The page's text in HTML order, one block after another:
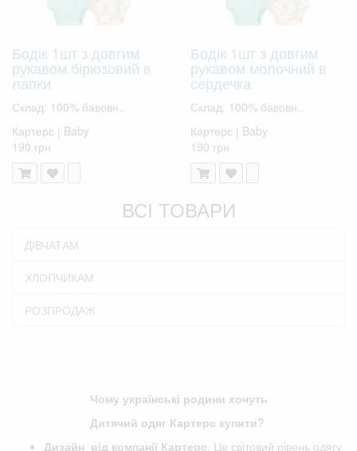
Бодік 1шт з довгим
рукавом бірюзовий в
лапки
Склад: 100% бавовн..
Картерс | Baby
190 грн
Бодік 1шт з довгим
рукавом молочний в
сердечка
Склад: 100% бавовн..
Картерс | Baby
190 грн
ВСІ ТОВАРИ
ДІВЧАТАМ
ХЛОПЧИКАМ
РОЗПРОДАЖ
Чому українські родини хочуть
Дитячий одяг Картерс купити?
Дизайн від компанії Картерс . Це світовий рівень одягу